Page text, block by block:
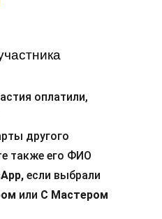
оплатили,
другого
также его ФИО
если выбрали
или С Мастером